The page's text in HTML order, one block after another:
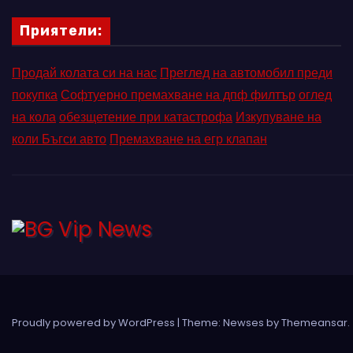
Приятели:
Продай колата си на нас Преглед на автомобил преди
покупкаСофтуерно премахване на дпф филтъроглед
на колаобезщетение при катастрофа Изкупуване на
коли Бъгси авто Премахване на егр клапан
Proudly powered by WordPress | Theme: Newses byThemeansar.